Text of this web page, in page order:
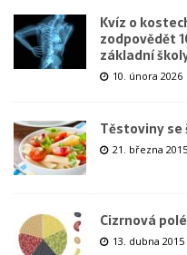
Kvíz o
zodpovědět
základní
10. února 2026
Těstoviny se
21. března 2015
Cizrnová
13. dubna 2015